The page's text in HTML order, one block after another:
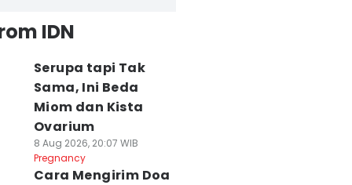
IDN
Serupa tapi Tak
Sama, Ini Beda
Miom dan Kista
Ovarium
8 Aug 2026, 20:07 WIB
Pregnancy
Cara Mengirim Doa